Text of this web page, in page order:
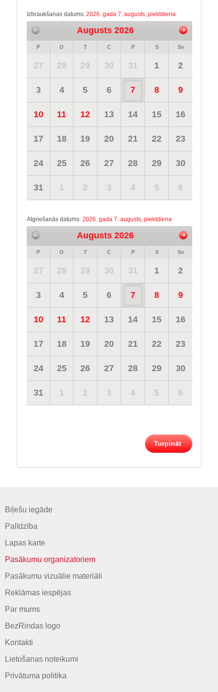
Izbraukšanas datums: 2026. gada 7. augusts, piektdiena
Augusts 2026
P O T C P S Sv
27 28 29 30 31 1 2
3 4 5 6 7 8 9
10 11 12 13 14 15 16
17 18 19 20 21 22 23
24 25 26 27 28 29 30
31 1 2 3 4 5 6
Atgriešanās datums: 2026. gada 7. augusts, piektdiena
Augusts 2026
P O T C P S Sv
27 28 29 30 31 1 2
3 4 5 6 7 8 9
10 11 12 13 14 15 16
17 18 19 20 21 22 23
24 25 26 27 28 29 30
31 1 2 3 4 5 6
Turpināt
Biļešu iegāde
Palīdzība
Lapas karte
Pasākumu organizatoriem
Pasākumu vizuālie materiāli
Reklāmas iespējas
Par mums
BezRindas logo
Kontakti
Lietošanas noteikumi
Privātuma politika